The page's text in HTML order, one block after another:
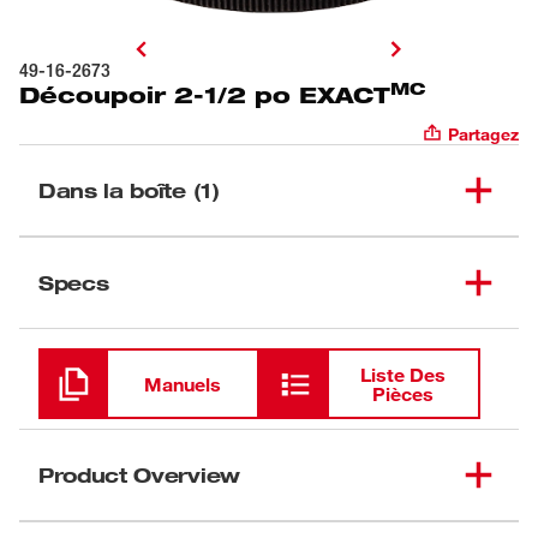
49-16-2673
Découpoir 2-1/2 po EXACTMC
Partagez
Dans la boîte (1)
Specs
Chargement
Manuels
Liste Des
Pièces
Product Overview